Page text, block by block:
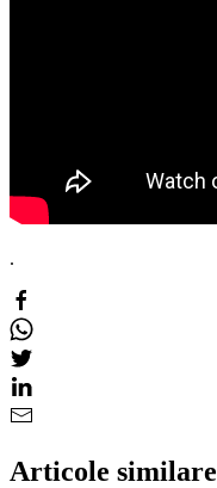
.
Articole similare